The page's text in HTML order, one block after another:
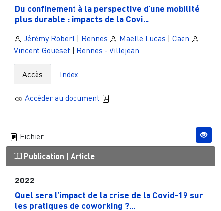
Du confinement à la perspective d’une mobilité
plus durable : impacts de la Covi...
Jérémy Robert Rennes Maëlle Lucas
Caen
Vincent Gouëset
Rennes - Villejean
Accès Index
Accèder au document
Fichier
Publication Article
2022
Quel sera l’impact de la crise de la Covid-19 sur
les pratiques de coworking ?...